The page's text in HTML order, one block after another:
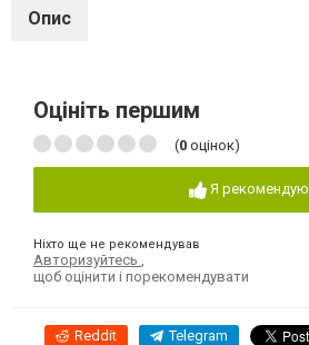
Опис
Оцініть першим
(0 оцінок)
Я рекомендую
Ніхто ще не рекомендував
Авторизуйтесь
щоб оцінити і порекомендувати
Reddit Telegram